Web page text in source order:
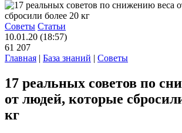
Советы Статьи
10.01.20 (18:57)
61 207
Главная | База знаний | Советы
17 реальных советов по
от людей, которые
кг